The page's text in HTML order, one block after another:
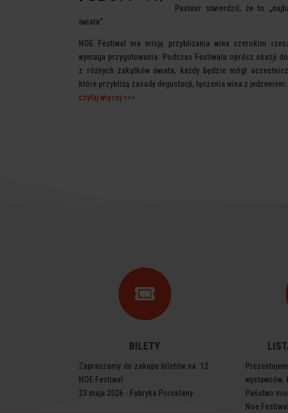
Pasteur stwierdził, że to
świata”.
NOE Festiwal ma misję przybliżania wina szerokim
wymaga przygotowania. Podczas Festiwalu oprócz okazji
z różnych zakątków świata, każdy będzie mógł
które przybliżą zasady degustacji, łączenia wina z jedzeniem...
czytaj więcej >>>

BILETY
Zapraszamy do zakupu biletów na 12.
NOE Festiwal
23 maja 2026 - Fabryka Porcelany
Państwo
Noe Festiwal